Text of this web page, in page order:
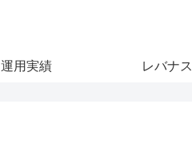
運用実績 レバナス